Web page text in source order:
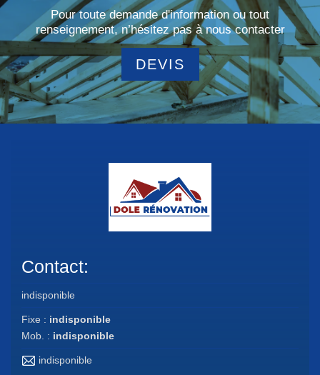
Pour toute demande d'information ou tout
renseignement, n’hésitez pas à nous contacter
DEVIS
Contact:
indisponible
Fixe : indisponible
Mob. : indisponible
indisponible